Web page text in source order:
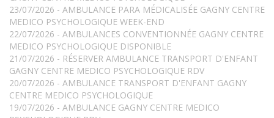
23/07/2026 - AMBULANCE PARA MÉDICALISÉE GAGNY CENTRE
MEDICO PSYCHOLOGIQUE WEEK-END
22/07/2026 - AMBULANCES CONVENTIONNÉE GAGNY CENTRE
MEDICO PSYCHOLOGIQUE DISPONIBLE
21/07/2026 - RÉSERVER AMBULANCE TRANSPORT D'ENFANT
GAGNY CENTRE MEDICO PSYCHOLOGIQUE RDV
20/07/2026 - AMBULANCE TRANSPORT D'ENFANT GAGNY
CENTRE MEDICO PSYCHOLOGIQUE
19/07/2026 - AMBULANCE GAGNY CENTRE MEDICO